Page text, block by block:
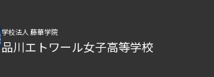
学校法人 藤華学院
品川エトワール女子高等学校